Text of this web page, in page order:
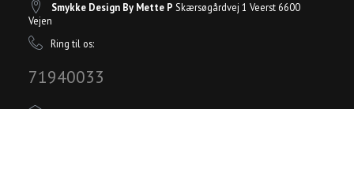
Smykke Design By Mette P Skærsøgårdvej 1 Veerst 6600
Vejen
Ring til os:
71940033
Email:mettep@bymettep.dk